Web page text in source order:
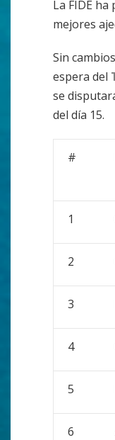
La FIDE
mejores
Sin
espera del
se
del día 15.
#
1
2
3
4
5
6